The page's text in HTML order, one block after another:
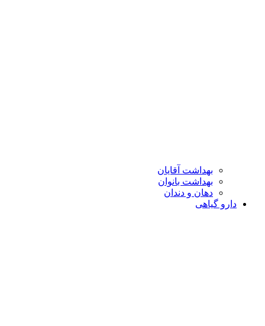
بهداشت آقایان
بهداشت بانوان
دهان و دندان
دارو گیاهی